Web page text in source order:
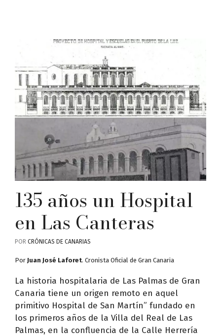
135 años un Hospital
en Las Canteras
POR CRÓNICAS DE CANARIAS
Por Juan José Laforet. Cronista Oficial de Gran Canaria
La historia hospitalaria de Las Palmas de Gran
Canaria tiene un origen remoto en aquel
primitivo Hospital de San Martín” fundado en
los primeros años de la Villa del Real de Las
Palmas, en la confluencia de la Calle Herrería